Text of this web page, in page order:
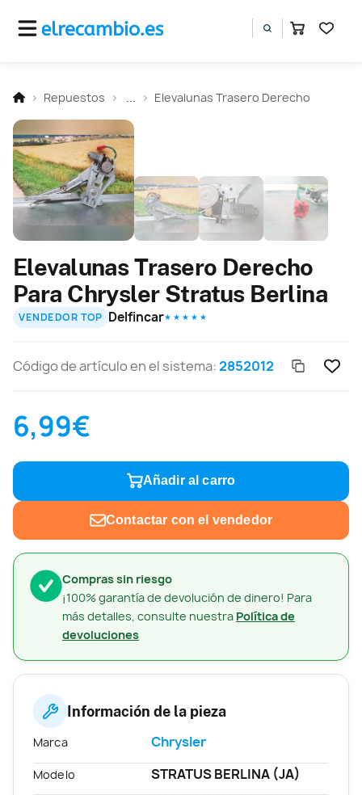
Repuestos Elevalunas Trasero Derecho
Compras sin riesgo
¡100% garantía de devolución de dinero! Para
más detalles, consulte nuestra Política de
devoluciones
Elevalunas Trasero Derecho
Para Chrysler Stratus Berlina
VENDEDOR TOP Delfincar★ ★ ★ ★ ★
Código de artículo en el sistema:2852012
6,99€
Añadir al carro
Contactar con el vendedor
Información de la pieza
Marca Chrysler
Modelo STRATUS BERLINA (JA)